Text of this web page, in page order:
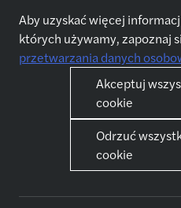
Przeglądaj oferty pracy
Nasze usługi
Aby uzyskać więcej
których używamy, zapoznaj
przetwarzania danych
Akceptuj
cookie
Odrzuć
cookie